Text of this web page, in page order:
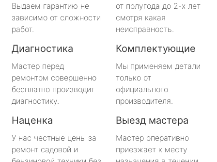
Выдаем гарантию не
зависимо от сложности
работ.
от полугода до 2-х лет
смотря какая
неисправность.
Диагностика
Мастер перед
ремонтом совершенно
бесплатно производит
диагностику.
Комплектующие
Мы применяем детали
только от
официального
производителя.
Наценка
У нас честные цены за
ремонт садовой и
Выезд мастера
Мастер оперативно
приезжает к месту